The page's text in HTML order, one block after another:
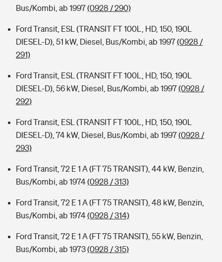
Sie haben Fragen?
Bus/Kombi, ab 1997(0928 / 290)
Ford Transit, ESL (TRANSIT FT 100L, HD, 150, 190L
DIESEL-D), 51 kW, Diesel, Bus/Kombi, ab 1997(0928 /
291)
Ford Transit, ESL (TRANSIT FT 100L, HD, 150, 190L
DIESEL-D), 56 kW, Diesel, Bus/Kombi, ab 1997(0928 /
292)
Ford Transit, ESL (TRANSIT FT 100L, HD, 150, 190L
DIESEL-D), 74 kW, Diesel, Bus/Kombi, ab 1997(0928 /
293)
Ford Transit, 72 E 1 A (FT 75 TRANSIT), 44 kW, Benzin,
Bus/Kombi, ab 1974(0928 / 313)
Ford Transit, 72 E 1 A (FT 75 TRANSIT), 48 kW, Benzin,
Bus/Kombi, ab 1974(0928 / 314)
Ford Transit, 72 E 1 A (FT 75 TRANSIT), 55 kW, Benzin,
Bus/Kombi, ab 1973(0928 / 315)